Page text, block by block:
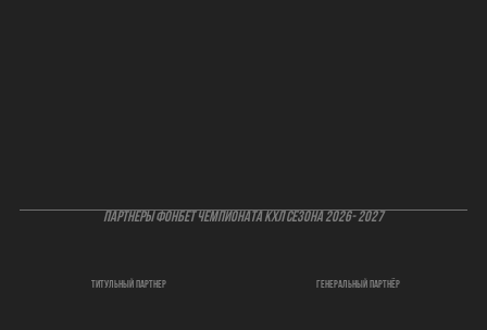
ПАРТНЕРЫ ФОНБЕТ ЧЕМПИОНАТА КХЛ СЕЗОНА 2026- 2027
титульный партнер генеральный партнёр